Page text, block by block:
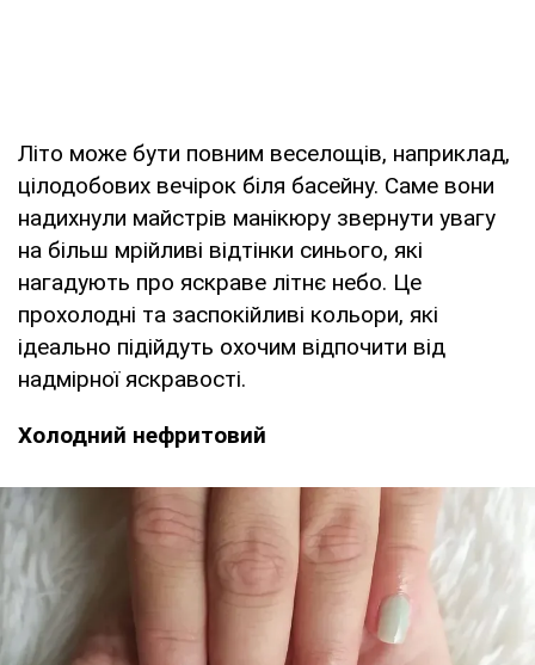
Літо може бути повним веселощів, наприклад,
цілодобових вечірок біля басейну. Саме вони
надихнули майстрів манікюру звернути увагу
на більш мрійливі відтінки синього, які
нагадують про яскраве літнє небо. Це
прохолодні та заспокійливі кольори, які
ідеально підійдуть охочим відпочити від
надмірної яскравості.
Холодний нефритовий